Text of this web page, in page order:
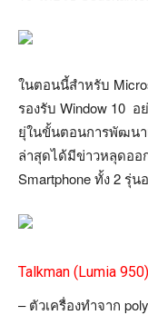
ในตอนนี้สำหรับ
รองรับ Window 10 อ
ยุ่ในขั้นตอนการพัฒนา
ล่าสุดได้มีข่าวหลุดออ
Smartphone ทั้ง 2 รุ่
Talkman (Lumia 950)
– ตัวเครื่องทำจาก